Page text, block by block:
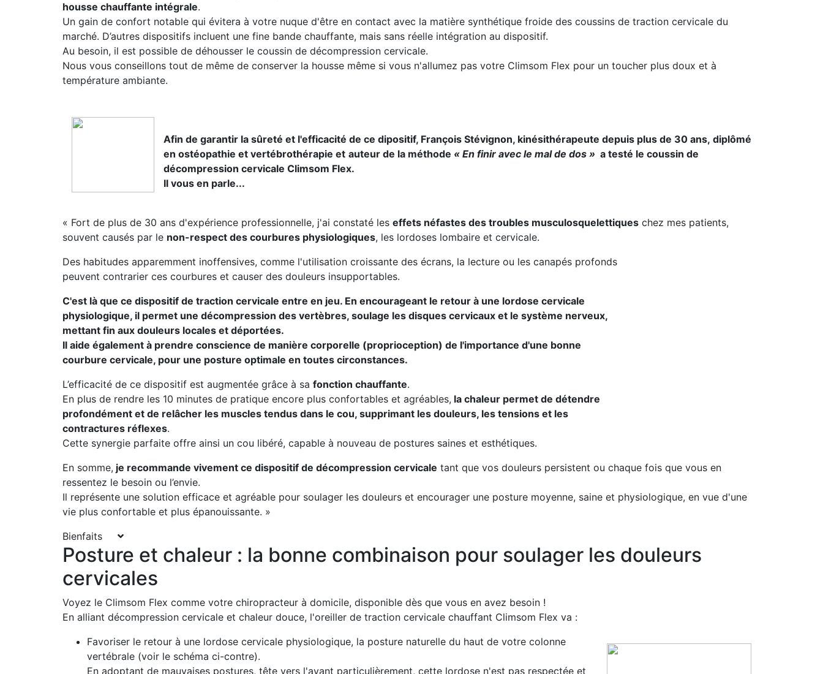
housse chauffante intégrale.
Un gain de confort notable qui évitera à votre nuque d'être en contact avec la matière synthétique froide des coussins de traction cervicale du
marché. D’autres dispositifs incluent une fine bande chauffante, mais sans réelle intégration au dispositif.
Au besoin, il est possible de déhousser le coussin de décompression cervicale.
Nous vous conseillons tout de même de conserver la housse même si vous n'allumez pas votre Climsom Flex pour un toucher plus doux et à
température ambiante.
Afin de garantir la sûreté et l'efficacité de ce dipositif, François Stévignon, kinésithérapeute depuis plus de 30 ans, diplômé
en ostéopathie et vertébrothérapie et auteur de la méthode « En finir avec le mal de dos » a testé le coussin de
décompression cervicale Climsom Flex.
Il vous en parle...
« Fort de plus de 30 ans d'expérience professionnelle, j'ai constaté les effets néfastes des troubles musculosquelettiques chez mes patients,
souvent causés par le non-respect des courbures physiologiques, les lordoses lombaire et cervicale.
Des habitudes apparemment inoffensives, comme l'utilisation croissante des écrans, la lecture ou les canapés profonds
peuvent contrarier ces courbures et causer des douleurs insupportables.
C'est là que ce dispositif de traction cervicale entre en jeu. En encourageant le retour à une lordose cervicale
physiologique, il permet une décompression des vertèbres, soulage les disques cervicaux et le système nerveux,
mettant fin aux douleurs locales et déportées.
Il aide également à prendre conscience de manière corporelle (proprioception) de l'importance d'une bonne
courbure cervicale, pour une posture optimale en toutes circonstances.
L’efficacité de ce dispositif est augmentée grâce à sa fonction chauffante.
En plus de rendre les 10 minutes de pratique encore plus confortables et agréables, la chaleur permet de détendre
profondément et de relâcher les muscles tendus dans le cou, supprimant les douleurs, les tensions et les
contractures réflexes.
Cette synergie parfaite offre ainsi un cou libéré, capable à nouveau de postures saines et esthétiques.
En somme, je recommande vivement ce dispositif de décompression cervicale tant que vos douleurs persistent ou chaque fois que vous en
ressentez le besoin ou l’envie.
Il représente une solution efficace et agréable pour soulager les douleurs et encourager une posture moyenne, saine et physiologique, en vue d'une
vie plus confortable et plus épanouissante. »
Bienfaits
Posture et chaleur : la bonne combinaison pour soulager les douleurs
cervicales
Voyez le Climsom Flex comme votre chiropracteur à domicile, disponible dès que vous en avez besoin !
En alliant décompression cervicale et chaleur douce, l'oreiller de traction cervicale chauffant Climsom Flex va :
Favoriser le retour à une lordose cervicale physiologique, la posture naturelle du haut de votre colonne
vertébrale (voir le schéma ci-contre).
En adoptant de mauvaises postures, tête vers l'avant particulièrement, cette lordose n'est pas respectée et